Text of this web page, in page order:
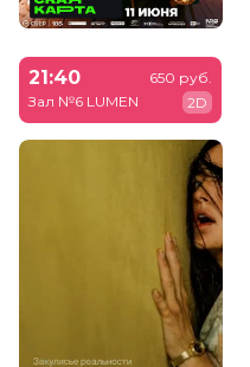
21:40
Зал №6 LUMEN
650 руб.
2D